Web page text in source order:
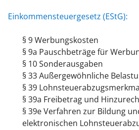
Einkommensteuergesetz (EStG):
§ 9 Werbungskosten
§ 9a Pauschbeträge für
§ 10 Sonderausgaben
§ 33 Außergewöhnliche
§ 39
§ 39a Freibetrag und
§ 39e Verfahren zur Bildung
elektronischen